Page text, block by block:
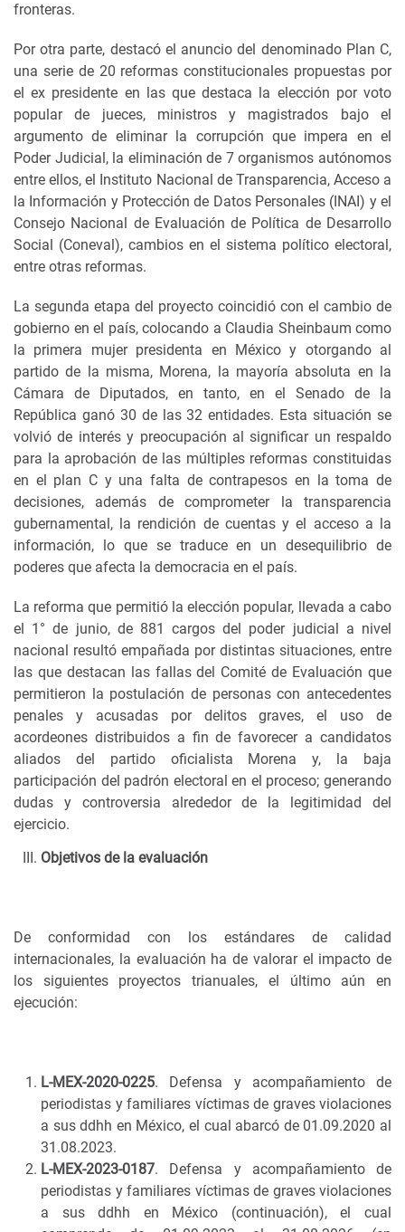
fronteras.
Por otra parte, destacó el anuncio del denominado Plan C,
una serie de 20 reformas constitucionales propuestas por
el ex presidente en las que destaca la elección por voto
popular de jueces, ministros y magistrados bajo el
argumento de eliminar la corrupción que impera en el
Poder Judicial, la eliminación de 7 organismos autónomos
entre ellos, el Instituto Nacional de Transparencia, Acceso a
la Información y Protección de Datos Personales (INAI) y el
Consejo Nacional de Evaluación de Política de Desarrollo
Social (Coneval), cambios en el sistema político electoral,
entre otras reformas.
La segunda etapa del proyecto coincidió con el cambio de
gobierno en el país, colocando a Claudia Sheinbaum como
la primera mujer presidenta en México y otorgando al
partido de la misma, Morena, la mayoría absoluta en la
Cámara de Diputados, en tanto, en el Senado de la
República ganó 30 de las 32 entidades. Esta situación se
volvió de interés y preocupación al significar un respaldo
para la aprobación de las múltiples reformas constituidas
en el plan C y una falta de contrapesos en la toma de
decisiones, además de comprometer la transparencia
gubernamental, la rendición de cuentas y el acceso a la
información, lo que se traduce en un desequilibrio de
poderes que afecta la democracia en el país.
La reforma que permitió la elección popular, llevada a cabo
el 1° de junio, de 881 cargos del poder judicial a nivel
nacional resultó empañada por distintas situaciones, entre
las que destacan las fallas del Comité de Evaluación que
permitieron la postulación de personas con antecedentes
penales y acusadas por delitos graves, el uso de
acordeones distribuidos a fin de favorecer a candidatos
aliados del partido oficialista Morena y, la baja
participación del padrón electoral en el proceso; generando
dudas y controversia alrededor de la legitimidad del
ejercicio.
Objetivos de la evaluación
De conformidad con los estándares de calidad
internacionales, la evaluación ha de valorar el impacto de
los siguientes proyectos trianuales, el último aún en
ejecución:
L-MEX-2020-0225. Defensa y acompañamiento de
periodistas y familiares víctimas de graves violaciones
a sus ddhh en México, el cual abarcó de 01.09.2020 al
31.08.2023.
L-MEX-2023-0187. Defensa y acompañamiento de
periodistas y familiares víctimas de graves violaciones
a sus ddhh en México (continuación), el cual